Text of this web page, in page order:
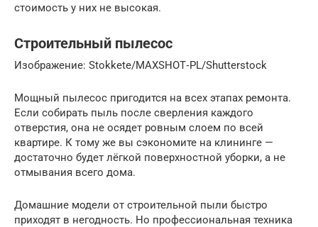
стоимость у них не высокая.
Строительный пылесос
Изображение: Stokkete/MAXSHOT‑PL/Shutterstock
Мощный пылесос пригодится на всех этапах ремонта.
Если собирать пыль после сверления каждого
отверстия, она не осядет ровным слоем по всей
квартире. К тому же вы сэкономите на клининге —
достаточно будет лёгкой поверхностной уборки, а не
отмывания всего дома.
Домашние модели от строительной пыли быстро
приходят в негодность. Но профессиональная техника